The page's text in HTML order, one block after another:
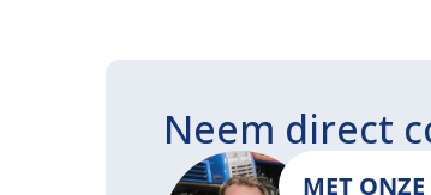
Neem direct
MET